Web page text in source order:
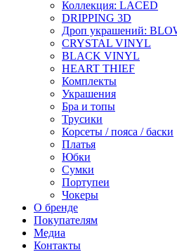
Коллекция: LACED
DRIPPING 3D
Дроп украшений:
CRYSTAL VINYL
BLACK VINYL
HEART THIEF
Комплекты
Украшения
Бра и топы
Трусики
Корсеты / пояса / баски
Платья
Юбки
Сумки
Портупеи
Чокеры
О бренде
Покупателям
Медиа
Контакты